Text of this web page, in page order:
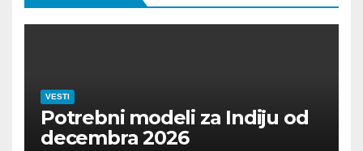
VESTI
Potrebni modeli za Indiju od
decembra 2026